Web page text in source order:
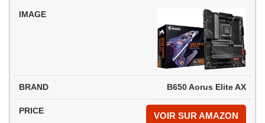
B650 Aorus Elite AX
VOIR SUR AMAZON